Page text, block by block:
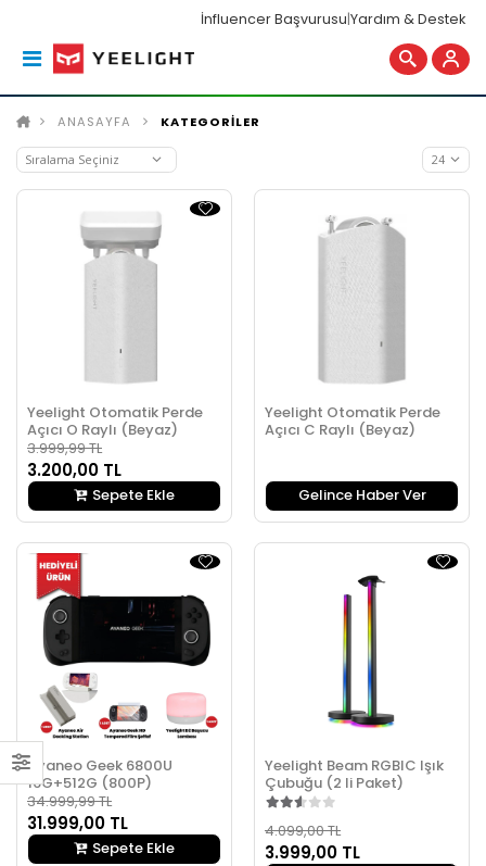
İnfluencer Başvurusu|Yardım & Destek
ANASAYFA KATEGORİLER
Yeelight Otomatik Perde
Açıcı O Raylı (Beyaz)
3.999,99 TL
3.200,00 TL
Sepete Ekle
Yeelight Otomatik Perde
Açıcı C Raylı (Beyaz)
Gelince Haber Ver
Ayaneo Geek 6800U
16G+512G (800P)
34.999,99 TL
31.999,00 TL
Sepete Ekle
Yeelight Beam RGBIC Işık
Çubuğu (2 li Paket)
4.099,00 TL
3.999,00 TL